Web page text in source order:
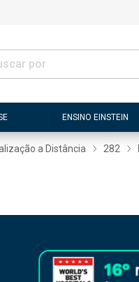
ENSINO EINSTEIN
a Distância 282